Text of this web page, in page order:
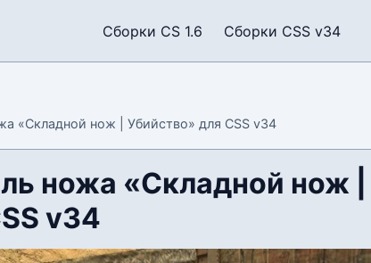
Сборки CS 1.6 Сборки CSS v34
«Складной нож | Убийство» для CSS v34
ножа «Складной нож |
v34